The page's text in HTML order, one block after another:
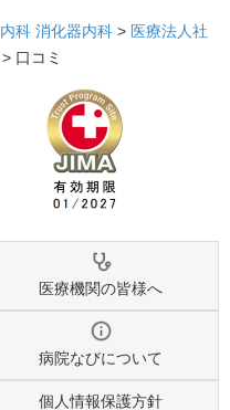
内科 消化器内科 > 医療法人社
> 口コミ
医療機関の皆様へ
病院なびについて
個人情報保護方針